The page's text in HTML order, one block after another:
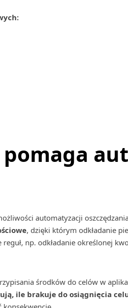
automatyzacji
, dzięki którym odkładanie
np. odkładanie określonej
środków do celów w
ile brakuje do osiągnięcia